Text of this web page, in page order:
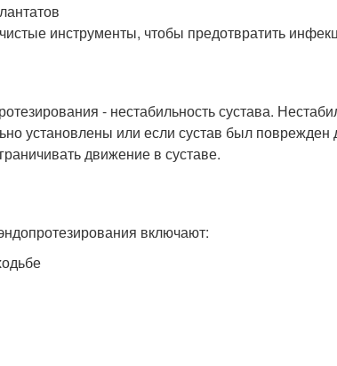
инструменты, чтобы предотвратить
- нестабильность сустава.
установлены или если сустав был поврежден
движение в суставе.
включают: